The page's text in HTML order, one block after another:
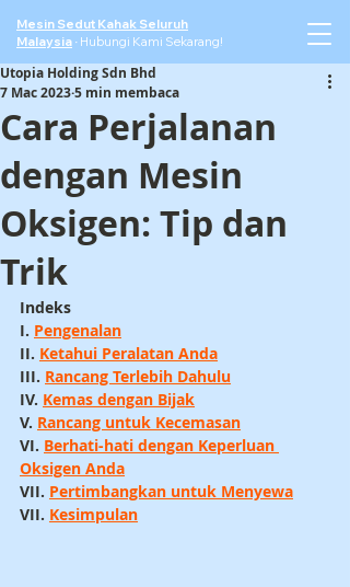
Mesin Sedut Kahak Seluruh
Malaysia · Hubungi Kami Sekarang!
Cara Perjalanan
dengan Mesin
Oksigen: Tip dan
Trik
Utopia Holding Sdn Bhd
7 Mac 20235 min membaca
Indeks
I. Pengenalan
II. Ketahui Peralatan Anda
III. Rancang Terlebih Dahulu
IV. Kemas dengan Bijak
V. Rancang untuk Kecemasan
VI. Berhati-hati dengan Keperluan
Oksigen Anda
VII. Pertimbangkan untuk Menyewa
VII. Kesimpulan